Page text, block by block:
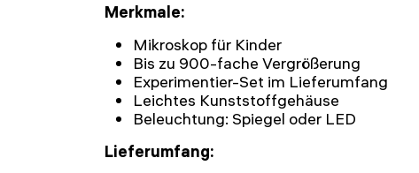
Merkmale:
Mikroskop für Kinder
Bis zu 900-fache Vergrößerung
Experimentier-Set im Lieferumfang
Leichtes Kunststoffgehäuse
Beleuchtung: Spiegel oder LED
Lieferumfang: